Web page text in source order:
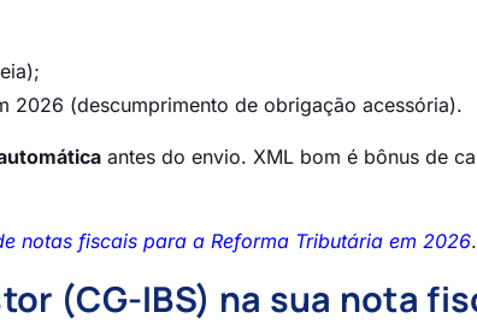
2026 (descumprimento de obrigação acessória).
antes do envio. XML bom é bônus de
notas fiscais para a Reforma Tributária em 2026.
(CG-IBS) na sua nota